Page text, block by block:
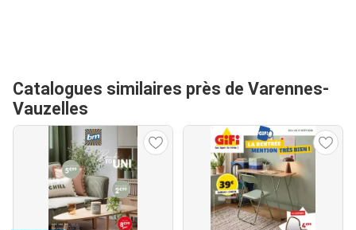
Catalogues similaires près de Varennes-
Vauzelles